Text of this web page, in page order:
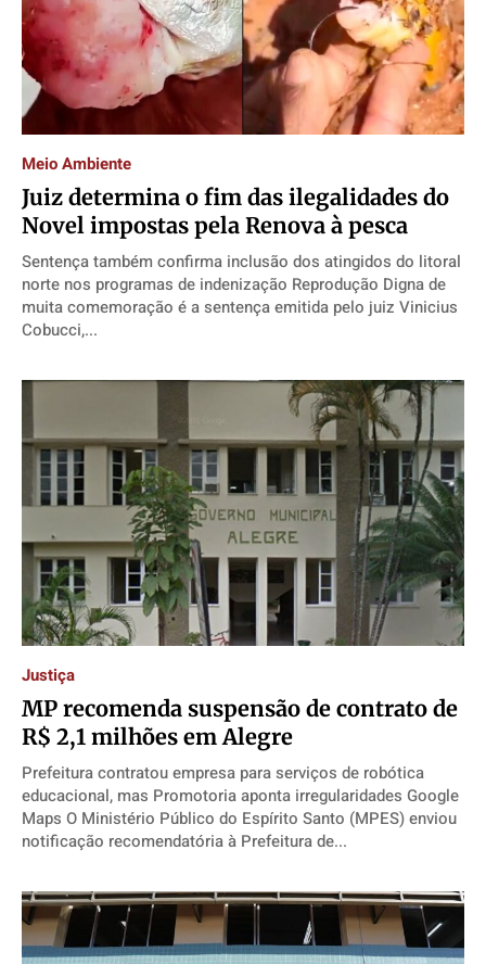
Meio Ambiente
Juiz determina o fim das ilegalidades do
Novel impostas pela Renova à pesca
Sentença também confirma inclusão dos atingidos do litoral
norte nos programas de indenização Reprodução Digna de
muita comemoração é a sentença emitida pelo juiz Vinicius
Cobucci,...
Justiça
MP recomenda suspensão de contrato de
R$ 2,1 milhões em Alegre
Prefeitura contratou empresa para serviços de robótica
educacional, mas Promotoria aponta irregularidades Google
Maps O Ministério Público do Espírito Santo (MPES) enviou
notificação recomendatória à Prefeitura de...